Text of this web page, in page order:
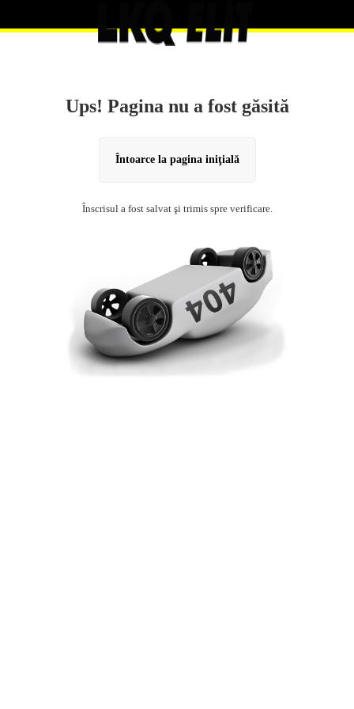
Ups! Pagina nu a fost găsită
Întoarce la pagina iniţială
Înscrisul a fost salvat şi trimis spre verificare.